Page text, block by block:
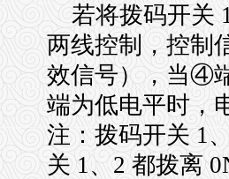
若将拨码开关 1
两线控制，控
效信号），当④
端为低电平时，
注：拨码开关 1
关 1、2 都拨离